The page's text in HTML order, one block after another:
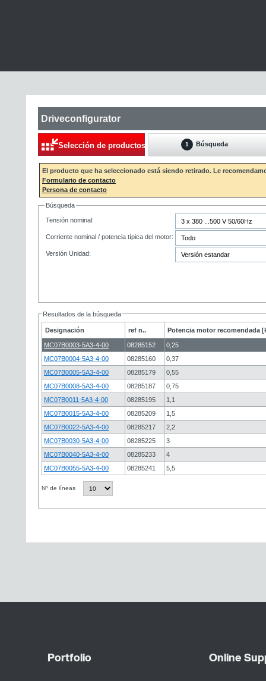
Driveconfigurator
Selección de productos 1 Búsqueda
El producto que ha seleccionado está siendo retirado. Le
Formulario de contacto
Persona de contacto
Búsqueda
Tensión nominal:
Corriente nominal / potencia típica del motor:
Versión Unidad:
Resultados de la búsqueda
Designación ref n.. Potencia motor recomendada
MC07B0003-5A3-4-00 08285152
0,25
MC07B0004-5A3-4-00
08285160
0,37
MC07B0005-5A3-4-00
08285179
0,55
MC07B0008-5A3-4-00
08285187
0,75
MC07B0011-5A3-4-00
08285195
1,1
MC07B0015-5A3-4-00
08285209
1,5
MC07B0022-5A3-4-00
08285217
2,2
MC07B0030-5A3-4-00
08285225
3
MC07B0040-5A3-4-00
08285233
4
MC07B0055-5A3-4-00
08285241 5,5
Nº de líneas